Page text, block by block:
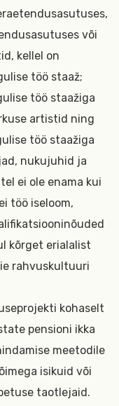
või
kellel on
töö staaž;
töö staažiga
artistid ning
töö staažiga
nukujuhid ja
ei ole enama kui
töö iseloom,
kõrget erialalist
rahvuskultuuri
kohaselt
pensioni ikka
meetodile
isikuid või
taotlejaid.